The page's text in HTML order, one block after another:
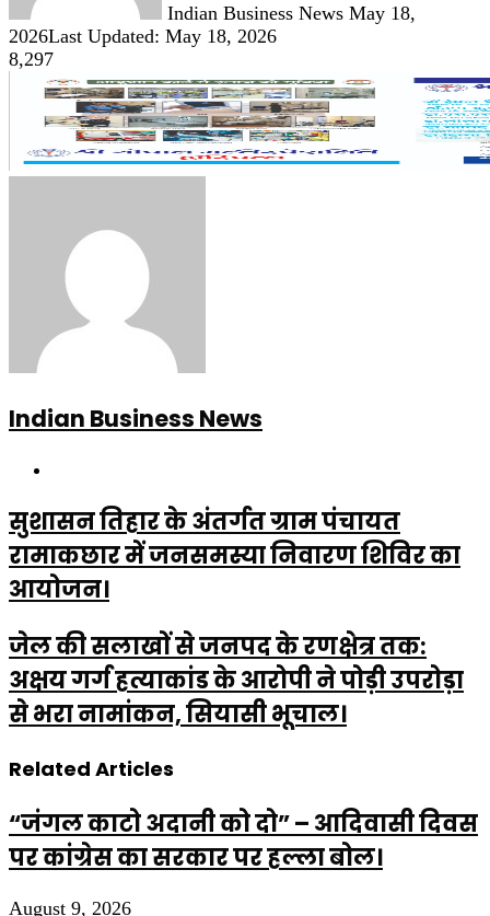
Indian Business News May 18,
2026Last Updated: May 18, 2026
8,297
Indian Business News
सुशासन तिहार के अंतर्गत ग्राम पंचायत
रामाकछार में जनसमस्या निवारण शिविर का
आयोजन।
जेल की सलाखों से जनपद के रणक्षेत्र तक:
अक्षय गर्ग हत्याकांड के आरोपी ने पोड़ी उपरोड़ा
से भरा नामांकन, सियासी भूचाल।
Related Articles
“जंगल काटो अदानी को दो” – आदिवासी दिवस
पर कांग्रेस का सरकार पर हल्ला बोल।
August 9, 2026